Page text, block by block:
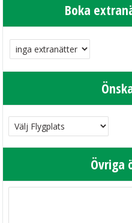
Boka
Övriga